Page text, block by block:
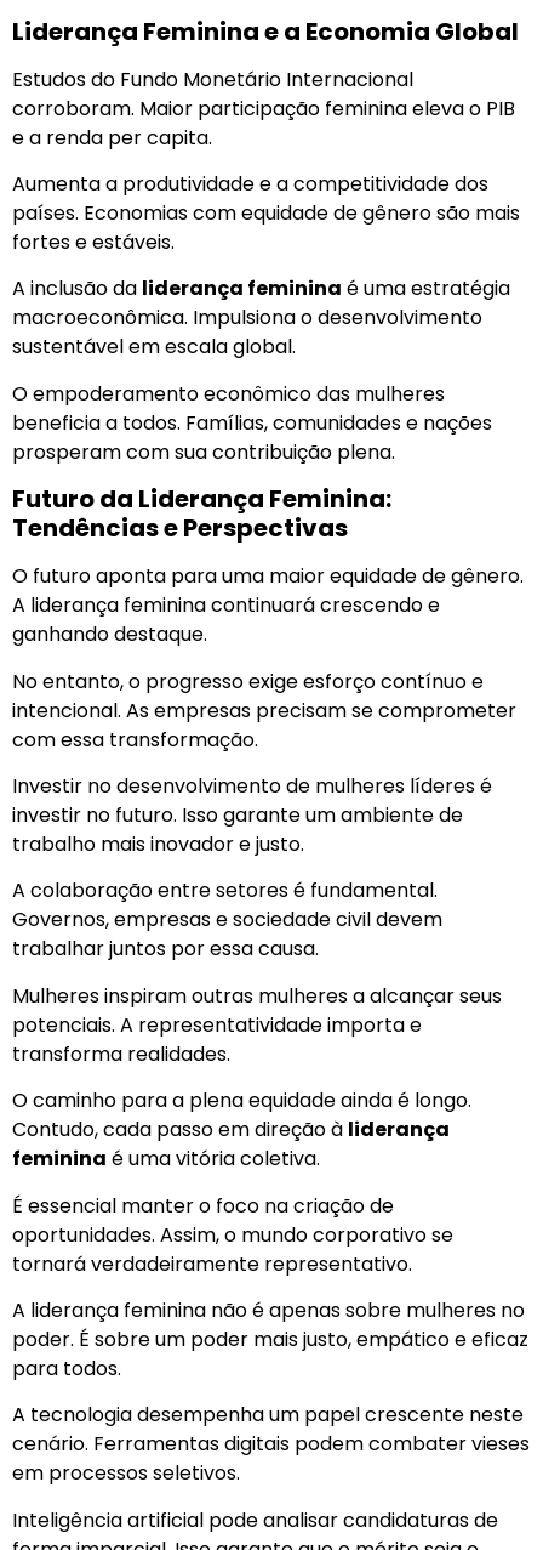
Liderança Feminina e a Economia Global
Estudos do Fundo Monetário Internacional
corroboram. Maior participação feminina eleva o PIB
e a renda per capita.
Aumenta a produtividade e a competitividade dos
países. Economias com equidade de gênero são mais
fortes e estáveis.
A inclusão da liderança feminina é uma estratégia
macroeconômica. Impulsiona o desenvolvimento
sustentável em escala global.
O empoderamento econômico das mulheres
beneficia a todos. Famílias, comunidades e nações
prosperam com sua contribuição plena.
Futuro da Liderança Feminina:
Tendências e Perspectivas
O futuro aponta para uma maior equidade de gênero.
A liderança feminina continuará crescendo e
ganhando destaque.
No entanto, o progresso exige esforço contínuo e
intencional. As empresas precisam se comprometer
com essa transformação.
Investir no desenvolvimento de mulheres líderes é
investir no futuro. Isso garante um ambiente de
trabalho mais inovador e justo.
A colaboração entre setores é fundamental.
Governos, empresas e sociedade civil devem
trabalhar juntos por essa causa.
Mulheres inspiram outras mulheres a alcançar seus
potenciais. A representatividade importa e
transforma realidades.
O caminho para a plena equidade ainda é longo.
Contudo, cada passo em direção à liderança
feminina é uma vitória coletiva.
É essencial manter o foco na criação de
oportunidades. Assim, o mundo corporativo se
tornará verdadeiramente representativo.
A liderança feminina não é apenas sobre mulheres no
poder. É sobre um poder mais justo, empático e eficaz
para todos.
A tecnologia desempenha um papel crescente neste
cenário. Ferramentas digitais podem combater vieses
em processos seletivos.
Inteligência artificial pode analisar candidaturas de